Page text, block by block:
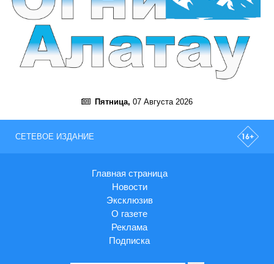
Пятница, 07 Августа 2026
СЕТЕВОЕ ИЗДАНИЕ
Главная страница
Новости
Эксклюзив
О газете
Реклама
Подписка